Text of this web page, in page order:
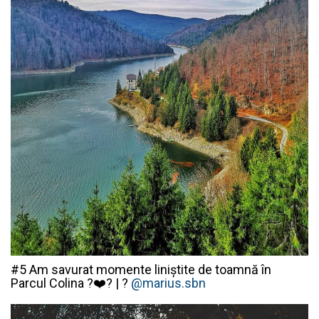
#5 Am savurat momente liniștite de toamnă în
Parcul Colina ?❤️? | ? @marius.sbn